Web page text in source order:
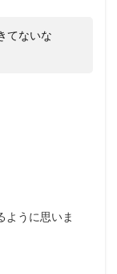
てないな
ように思いま